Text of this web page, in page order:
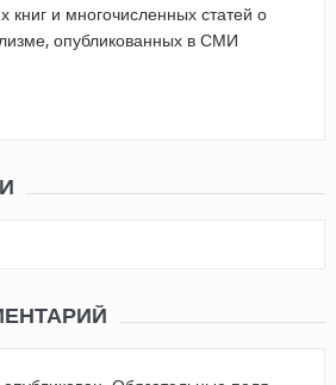
книг и многочисленных статей о
опубликованных в СМИ